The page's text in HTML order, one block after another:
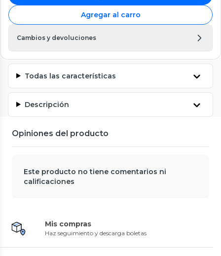
Agregar al carro
Cambios y devoluciones
Todas las características
Descripción
Opiniones del producto
Este producto no tiene comentarios ni
calificaciones
Mis compras
Haz seguimiento y descarga boletas